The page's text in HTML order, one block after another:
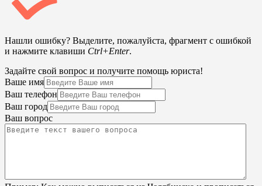
Нашли ошибку? Выделите, пожалуйста, фрагмент с ошибкой
и нажмите клавиши Ctrl+Enter.
Задайте свой вопрос и получите помощь юриста!
Ваше имя
Ваш телефон
Ваш город
Ваш вопрос